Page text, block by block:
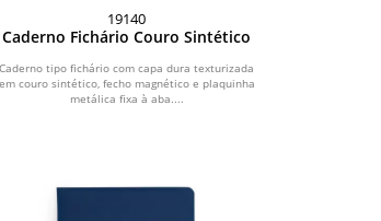
19140
Caderno Fichário Couro Sintético
Caderno tipo fichário com capa dura texturizada
em couro sintético, fecho magnético e plaquinha
metálica fixa à aba....